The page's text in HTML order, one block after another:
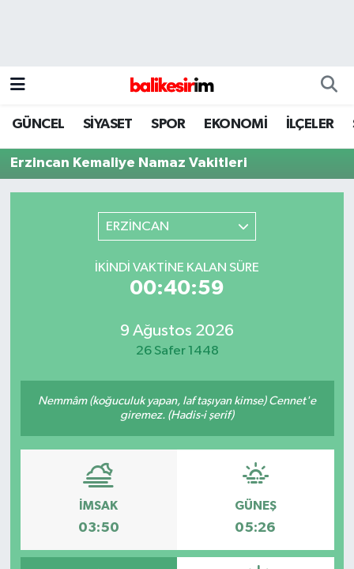
GÜNCEL SİYASET SPOR EKONOMİ İLÇELER
Erzincan Kemaliye Namaz Vakitleri
ERZİNCAN
İKINDI VAKTINE KALAN SÜRE
00:40:59
9 Ağustos 2026
26 Safer 1448
Nemmâm (koğuculuk yapan, laf taşıyan kimse) Cennet'e
giremez. (Hadis-i şerif)
İMSAK
03:50
GÜNEŞ
05:26